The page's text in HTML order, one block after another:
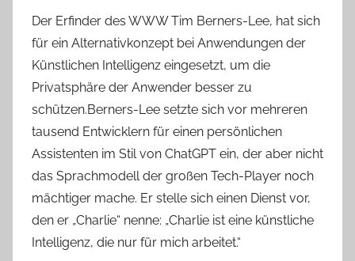
Der Erfinder des WWW Tim Berners-Lee, hat sich
für ein Alternativkonzept bei Anwendungen der
Künstlichen Intelligenz eingesetzt, um die
Privatsphäre der Anwender besser zu
schützen.Berners-Lee setzte sich vor mehreren
tausend Entwicklern für einen persönlichen
Assistenten im Stil von ChatGPT ein, der aber nicht
das Sprachmodell der großen Tech-Player noch
mächtiger mache. Er stelle sich einen Dienst vor,
den er „Charlie“ nenne: „Charlie ist eine künstliche
Intelligenz, die nur für mich arbeitet.“